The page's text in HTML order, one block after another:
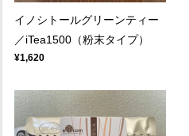
イノシトールグリーンティー
／iTea1500（粉末タイプ）
¥1,620